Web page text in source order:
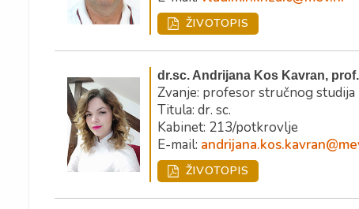
ŽIVOTOPIS
dr.sc. Andrijana Kos Kavran,
Zvanje: profesor stručnog
Titula: dr. sc.
Kabinet: 213/potkrovlje
E-mail:
ŽIVOTOPIS